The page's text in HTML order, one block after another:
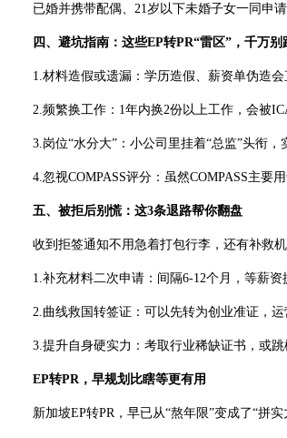
已婚并携带配偶、21岁以下未婚子女一同申请
四、避坑指南：这些EP转PR“雷区”，千万别
1.材料造假或遗漏：学历造假、薪资单伪造会
2.频繁换工作：1年内换2份以上工作，会被
3.岗位“水分大”：小公司里挂着“总监”头衔，
4.忽视COMPASS评分：虽然COMPASS主要用
五、被拒后别慌：这3条退路帮你翻盘
收到拒签通知不用急着打包行李，还有补救机
1.补充材料二次申请：间隔6-12个月，等薪资
2.曲线救国转签证：可以先转为创业准证，运
3.提升自身硬实力：考取行业稀缺证书，或跳
EP转PR，早规划比瞎等更有用
新加坡EP转PR，早已从“熬年限”变成了“拼实